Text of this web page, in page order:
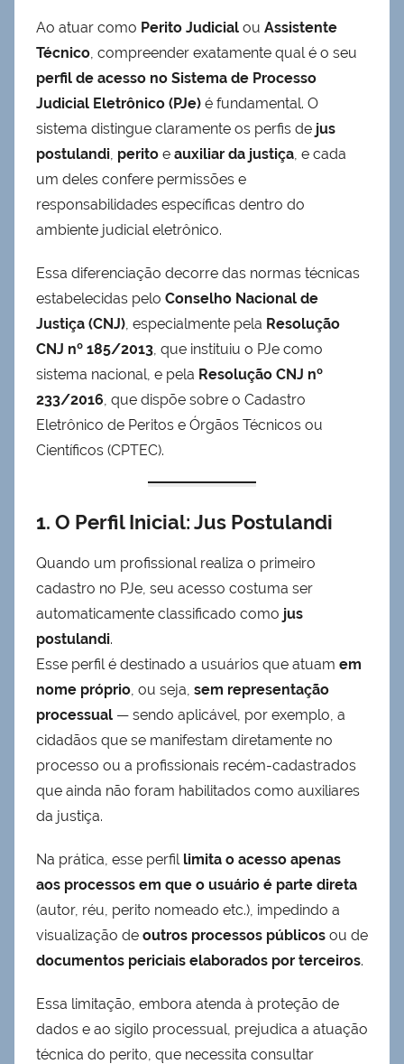
Ao atuar como Perito Judicial ou Assistente
Técnico, compreender exatamente qual é o seu
perfil de acesso no Sistema de Processo
Judicial Eletrônico (PJe) é fundamental. O
sistema distingue claramente os perfis de jus
postulandi, perito e auxiliar da justiça, e cada
um deles confere permissões e
responsabilidades específicas dentro do
ambiente judicial eletrônico.
Essa diferenciação decorre das normas técnicas
estabelecidas pelo Conselho Nacional de
Justiça (CNJ), especialmente pela Resolução
CNJ nº 185/2013, que instituiu o PJe como
sistema nacional, e pela Resolução CNJ nº
233/2016, que dispõe sobre o Cadastro
Eletrônico de Peritos e Órgãos Técnicos ou
Científicos (CPTEC).
1. O Perfil Inicial: Jus Postulandi
Quando um profissional realiza o primeiro
cadastro no PJe, seu acesso costuma ser
automaticamente classificado como jus
postulandi.
Esse perfil é destinado a usuários que atuam em
nome próprio, ou seja, sem representação
processual — sendo aplicável, por exemplo, a
cidadãos que se manifestam diretamente no
processo ou a profissionais recém-cadastrados
que ainda não foram habilitados como auxiliares
da justiça.
Na prática, esse perfil limita o acesso apenas
aos processos em que o usuário é parte direta
(autor, réu, perito nomeado etc.), impedindo a
visualização de outros processos públicos ou de
documentos periciais elaborados por terceiros.
Essa limitação, embora atenda à proteção de
dados e ao sigilo processual, prejudica a atuação
técnica do perito, que necessita consultar